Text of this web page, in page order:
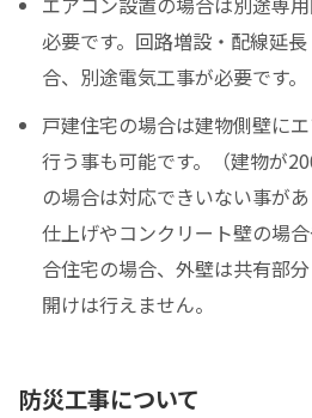
必要です。回路増設・配線延
合、別途電気工事が必要です。
戸建住宅の場合は建物側壁に
行う事も可能です。（建物が
の場合は対応できいない事が
仕上げやコンクリート壁の場
合住宅の場合、外壁は共有部
開けは行えません。
防災工事について